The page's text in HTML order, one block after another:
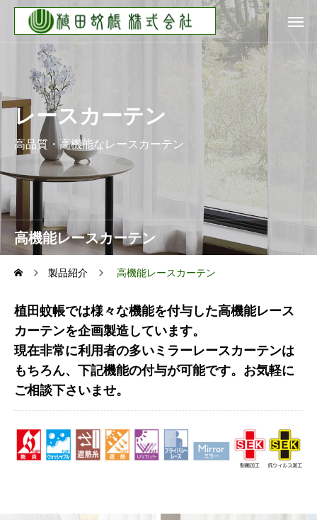
高機能レースカーテン
レースカーテン
高品質・高機能なレースカーテン
製品紹介 高機能レースカーテン
植田蚊帳では様々な機能を付与した高機能レース
カーテンを企画製造しています。
現在非常に利用者の多いミラーレースカーテンは
もちろん、下記機能の付与が可能です。お気軽に
ご相談下さいませ。